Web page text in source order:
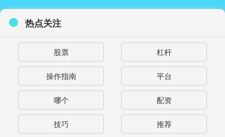
热点关注
股票 杠杆
操作指南 平台
哪个 配资
技巧 推荐